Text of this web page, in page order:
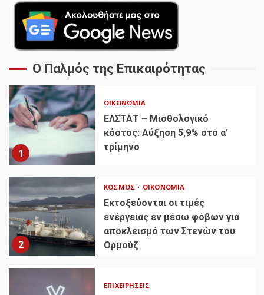
Ο Παλμός της Επικαιρότητας
1
ΟΙΚΟΝΟΜΊΑ
ΕΛΣΤΑΤ – Μισθολογικό
κόστος: Αύξηση 5,9% στο α’
τρίμηνο
2
ΚΌΣΜΟΣ ΟΙΚΟΝΟΜΊΑ
Εκτοξεύονται οι τιμές
ενέργειας εν μέσω φόβων για
αποκλεισμό των Στενών του
Ορμούζ
ΕΠΙΧΕΙΡΉΣΕΙΣ